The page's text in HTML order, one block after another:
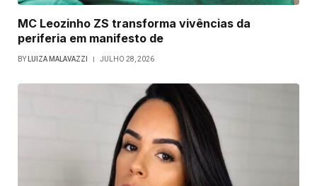
MC Leozinho ZS transforma vivências da
periferia em manifesto de
BY LUIZA MALAVAZZI JULHO 28, 2026